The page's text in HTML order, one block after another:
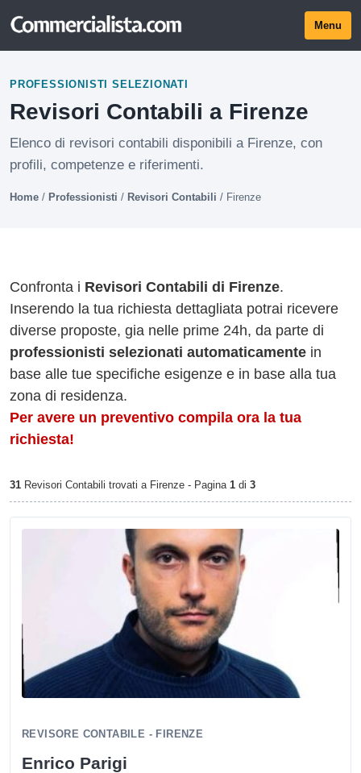
Menu
PROFESSIONISTI SELEZIONATI
Revisori Contabili a Firenze
Elenco di revisori contabili disponibili a Firenze, con
profili, competenze e riferimenti.
Home / Professionisti / Revisori Contabili / Firenze
Confronta i Revisori Contabili di Firenze.
Inserendo la tua richiesta dettagliata potrai ricevere
diverse proposte, gia nelle prime 24h, da parte di
professionisti selezionati automaticamente in
base alle tue specifiche esigenze e in base alla tua
zona di residenza.
Per avere un preventivo compila ora la tua
richiesta!
31 Revisori Contabili trovati a Firenze - Pagina 1 di 3
REVISORE CONTABILE - FIRENZE
Enrico Parigi